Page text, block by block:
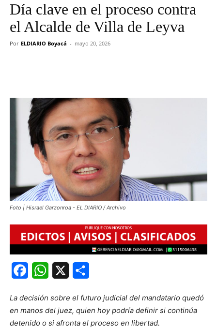
Día clave en el proceso contra
el Alcalde de Villa de Leyva
Por ELDIARIO Boyacá - mayo 20, 2026
Foto | Hisrael Garzonroa - EL DIARIO / Archivo
FacebookWhatsApp
La decisión sobre el futuro judicial del mandatario quedó
en manos del juez, quien hoy podría definir si continúa
detenido o si afronta el proceso en libertad.